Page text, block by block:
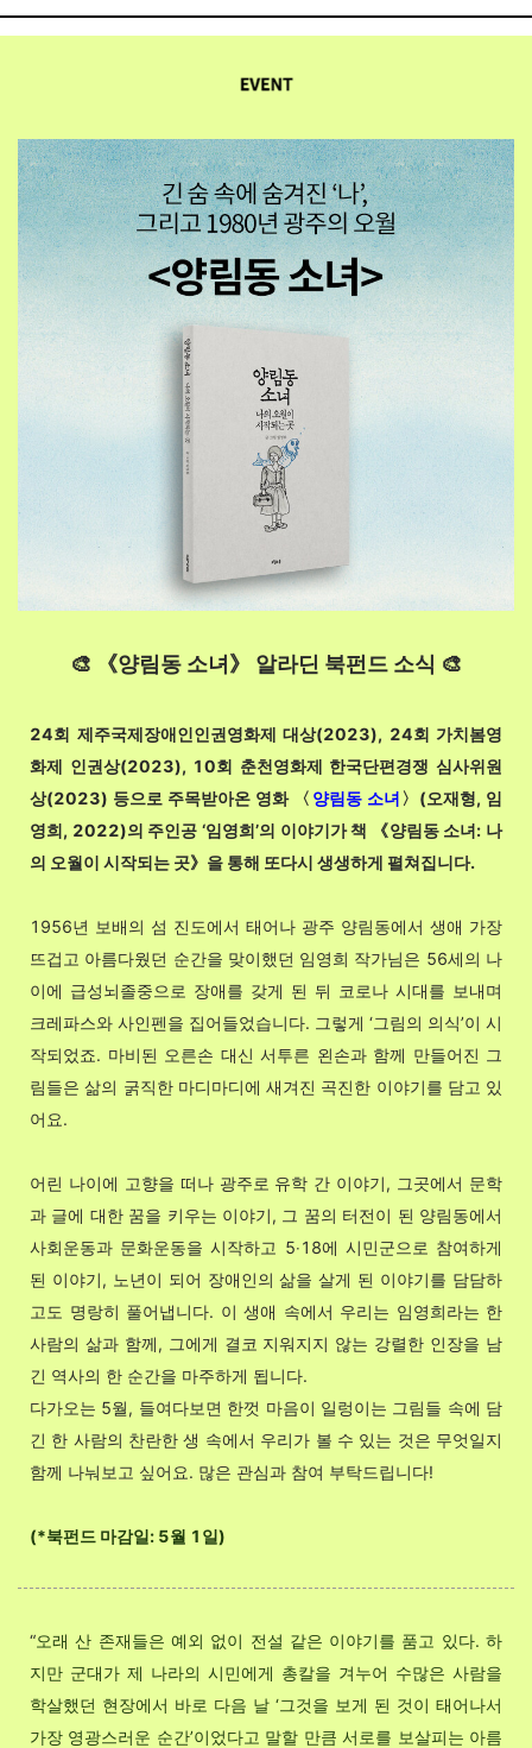
🎨 《양림동 소녀》 알라딘 북펀드 소식 🎨
24회 제주국제장애인인권영화제 대상(2023), 24회 가치봄영
화제 인권상(2023), 10회 춘천영화제 한국단편경쟁 심사위원
상(2023) 등으로 주목받아온 영화 〈 양림동 소녀 〉(오재형, 임
영희, 2022)의 주인공 ‘임영희’의 이야기가 책 《양림동 소녀: 나
의 오월이 시작되는 곳》을 통해 또다시 생생하게 펼쳐집니다.
1956년 보배의 섬 진도에서 태어나 광주 양림동에서 생애 가장
뜨겁고 아름다웠던 순간을 맞이했던 임영희 작가님은 56세의 나
이에 급성뇌졸중으로 장애를 갖게 된 뒤 코로나 시대를 보내며
크레파스와 사인펜을 집어들었습니다. 그렇게 ‘그림의 의식’이 시
작되었죠. 마비된 오른손 대신 서투른 왼손과 함께 만들어진 그
림들은 삶의 굵직한 마디마디에 새겨진 곡진한 이야기를 담고 있
어요.
어린 나이에 고향을 떠나 광주로 유학 간 이야기, 그곳에서 문학
과 글에 대한 꿈을 키우는 이야기, 그 꿈의 터전이 된 양림동에서
사회운동과 문화운동을 시작하고 5‧18에 시민군으로 참여하게
된 이야기, 노년이 되어 장애인의 삶을 살게 된 이야기를 담담하
고도 명랑히 풀어냅니다. 이 생애 속에서 우리는 임영희라는 한
사람의 삶과 함께, 그에게 결코 지워지지 않는 강렬한 인장을 남
긴 역사의 한 순간을 마주하게 됩니다.
다가오는 5월, 들여다보면 한껏 마음이 일렁이는 그림들 속에 담
긴 한 사람의 찬란한 생 속에서 우리가 볼 수 있는 것은 무엇일지
함께 나눠보고 싶어요. 많은 관심과 참여 부탁드립니다!
(*북펀드 마감일: 5월 1일)
“오래 산 존재들은 예외 없이 전설 같은 이야기를 품고 있다. 하
지만 군대가 제 나라의 시민에게 총칼을 겨누어 수많은 사람을
학살했던 현장에서 바로 다음 날 ‘그것을 보게 된 것이 태어나서
가장 영광스러운 순간’이었다고 말할 만큼 서로를 보살피는 아름